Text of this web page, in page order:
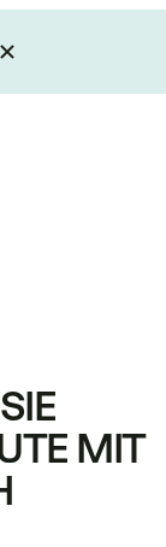
MIT